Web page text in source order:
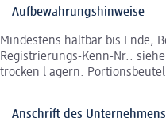
Aufbewahrungshinweise
Mindestens haltbar bis Ende,
Registrierungs-Kenn-Nr.:
trocken l agern.
Anschrift des Unternehmens